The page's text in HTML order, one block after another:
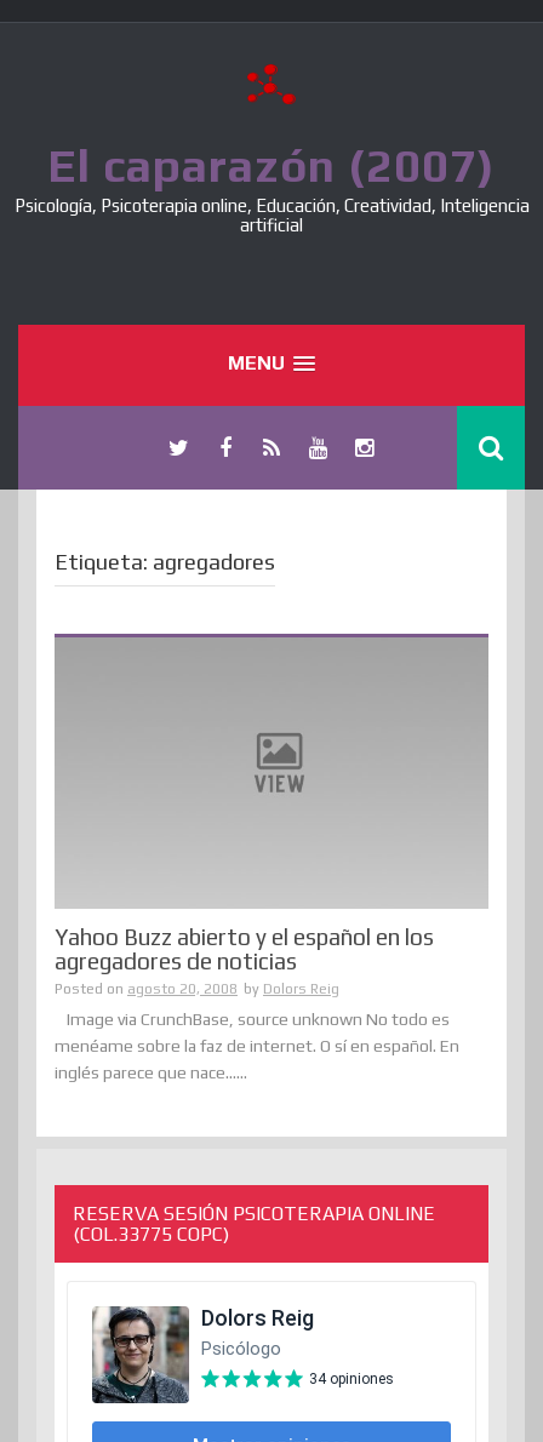
El caparazón (2007)
Psicología, Psicoterapia online, Educación, Creatividad, Inteligencia
artificial
MENU
Etiqueta: agregadores
Yahoo Buzz abierto y el español en los
agregadores de noticias
Posted on agosto 20, 2008 by Dolors Reig
Image via CrunchBase, source unknown No todo es
menéame sobre la faz de internet. O sí en español. En
inglés parece que nace......
RESERVA SESIÓN PSICOTERAPIA ONLINE
(COL.33775 COPC)